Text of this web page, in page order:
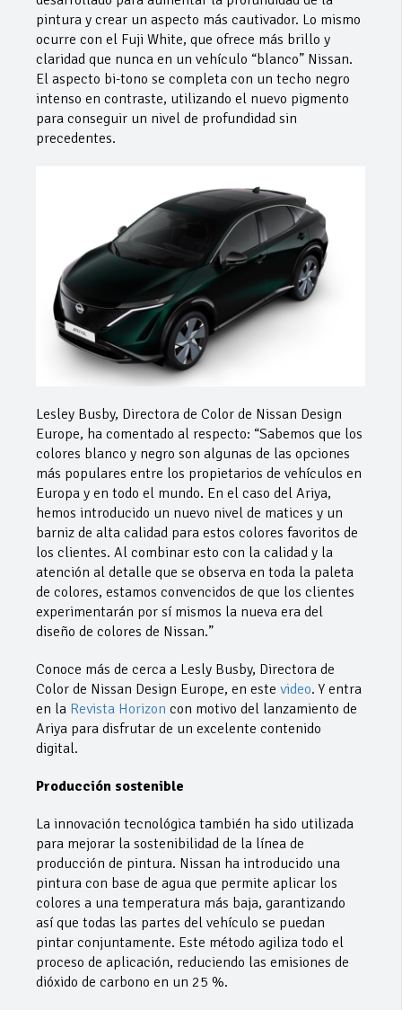
pintura y crear un aspecto más cautivador. Lo mismo
ocurre con el Fuji White, que ofrece más brillo y
claridad que nunca en un vehículo “blanco” Nissan.
El aspecto bi-tono se completa con un techo negro
intenso en contraste, utilizando el nuevo pigmento
para conseguir un nivel de profundidad sin
precedentes.
Lesley Busby, Directora de Color de Nissan Design
Europe, ha comentado al respecto: “Sabemos que los
colores blanco y negro son algunas de las opciones
más populares entre los propietarios de vehículos en
Europa y en todo el mundo. En el caso del Ariya,
hemos introducido un nuevo nivel de matices y un
barniz de alta calidad para estos colores favoritos de
los clientes. Al combinar esto con la calidad y la
atención al detalle que se observa en toda la paleta
de colores, estamos convencidos de que los clientes
experimentarán por sí mismos la nueva era del
diseño de colores de Nissan.”
Conoce más de cerca a Lesly Busby, Directora de
Color de Nissan Design Europe, en este video. Y entra
en la Revista Horizon con motivo del lanzamiento de
Ariya para disfrutar de un excelente contenido
digital.
Producción sostenible
La innovación tecnológica también ha sido utilizada
para mejorar la sostenibilidad de la línea de
producción de pintura. Nissan ha introducido una
pintura con base de agua que permite aplicar los
colores a una temperatura más baja, garantizando
así que todas las partes del vehículo se puedan
pintar conjuntamente. Este método agiliza todo el
proceso de aplicación, reduciendo las emisiones de
dióxido de carbono en un 25 %.